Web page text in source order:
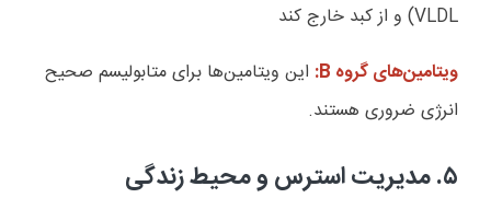
VLDL) و از کبد خارج کند
ویتامین‌های گروه B:
این ویتامین‌ها برای متابولیسم صحیح
انرژی ضروری هستند.
۵. مدیریت استرس و محیط زندگی